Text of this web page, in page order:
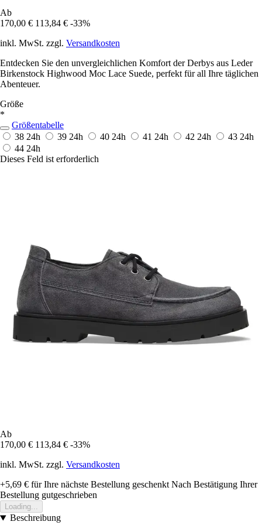
Ab
170,00 € 113,84 € -33%
inkl. MwSt. zzgl. Versandkosten
Entdecken Sie den unvergleichlichen Komfort der Derbys aus Leder
Birkenstock Highwood Moc Lace Suede, perfekt für all Ihre täglichen
Abenteuer.
Größe
*
Größentabelle
38 24h 39 24h 40 24h 41 24h 42 24h 43 24h
44 24h
Dieses Feld ist erforderlich
Ab
170,00 € 113,84 € -33%
inkl. MwSt. zzgl. Versandkosten
+5,69 € für Ihre nächste Bestellung geschenkt Nach Bestätigung Ihrer
Bestellung gutgeschrieben
Loading...
Beschreibung